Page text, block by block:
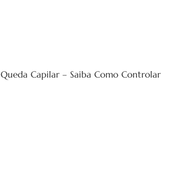
Queda Capilar – Saiba Como Controlar